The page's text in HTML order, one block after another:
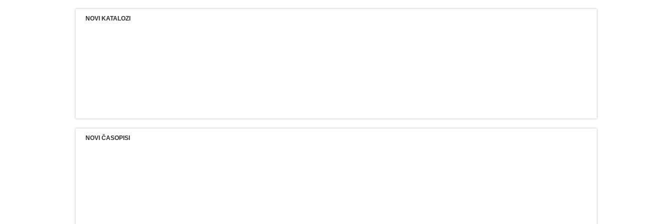
NOVI KATALOZI
NOVI ČASOPISI